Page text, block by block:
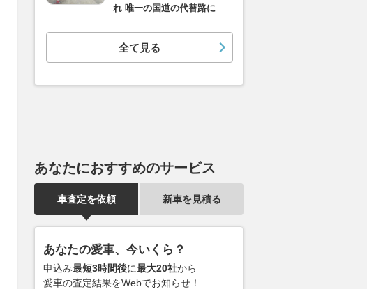
れ 唯一の国道の代替路に
全て見る
あなたにおすすめのサービス
車査定を依頼 新車を見積る
あなたの愛車、今いくら？
申込み最短3時間後に最大20社から
愛車の査定結果をWebでお知らせ！